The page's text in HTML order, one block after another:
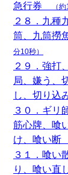
急行券
（
２８．九種
筒、九筒撈
分10秒）
２９．強打
局、嫌う、
し、切り込
３０．ギリ
筋心牌、喰
け、喰い断
３１．喰い
り、喰い直